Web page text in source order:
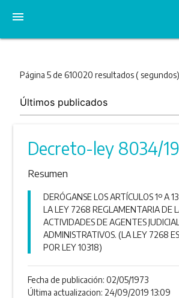
menu
Página 5 de 610020 resultados ( segundos)
Decreto-ley 8034/
Resumen
DERÓGANSE LOS ARTÍCULOS 1º A
LA LEY 7268 REGLAMENTARIA DE
ACTIVIDADES DE AGENTES
ADMINISTRATIVOS. (LA LEY 7268
POR LEY 10318)
Fecha de publicación:02/05/1973
Última actualizacion: 24/09/2019 13:09